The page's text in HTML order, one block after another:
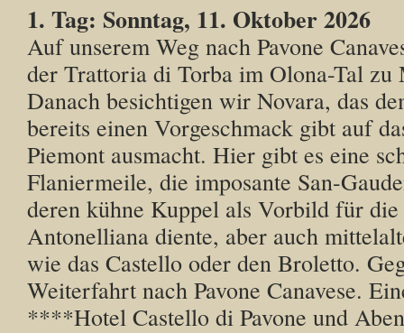
1. Tag: Sonntag, 11. Oktober 2026
Auf unserem Weg nach Pavone
der Trattoria di Torba im Olona-Tal zu
Danach besichtigen wir Novara, das
bereits einen Vorgeschmack gibt auf
Piemont ausmacht. Hier gibt es eine
Flaniermeile, die imposante San-
deren kühne Kuppel als Vorbild für
Antonelliana diente, aber auch
wie das Castello oder den Broletto.
Weiterfahrt nach Pavone Canavese.
****Hotel Castello di Pavone und